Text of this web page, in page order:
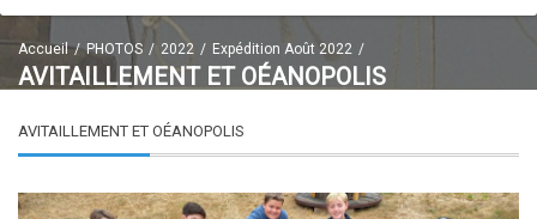
Accueil PHOTOS 2022 Expédition Août 2022
AVITAILLEMENT ET OÉANOPOLIS
AVITAILLEMENT ET OÉANOPOLIS